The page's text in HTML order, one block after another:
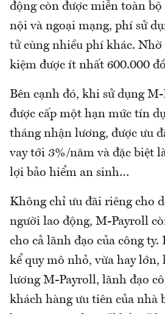
động còn được miễn toàn
nội và ngoại mạng, phí sử
tử cùng nhiều phí khác.
kiệm được ít nhất 600.000
Bên cạnh đó, khi sử dụng
được cấp một hạn mức tín
tháng nhận lương, được ưu
vay tới 3%/năm và đặc biệt
lợi bảo hiểm an sinh…
Không chỉ ưu đãi riêng cho
người lao động, M-Payroll
cho cả lãnh đạo của công
kể quy mô nhỏ, vừa hay lớn,
lương M-Payroll, lãnh đạo
khách hàng ưu tiên của nhà